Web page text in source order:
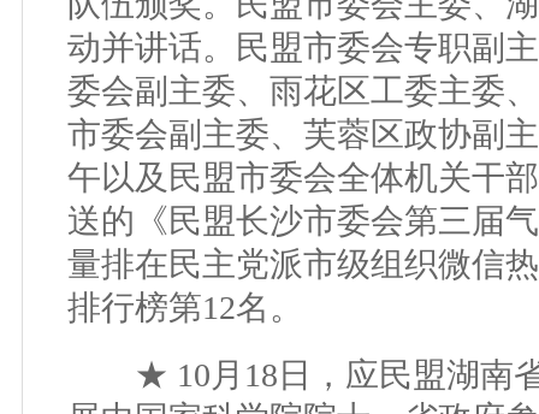
动并讲话。民盟市委会专职副
委会副主委、雨花区工委主委
市委会副主委、芙蓉区政协副
午以及民盟市委会全体机关干
送的《民盟长沙市委会第三届
量排在民主党派市级组织微信
排行榜第12名。
★ 10月18日，应民盟湖南省